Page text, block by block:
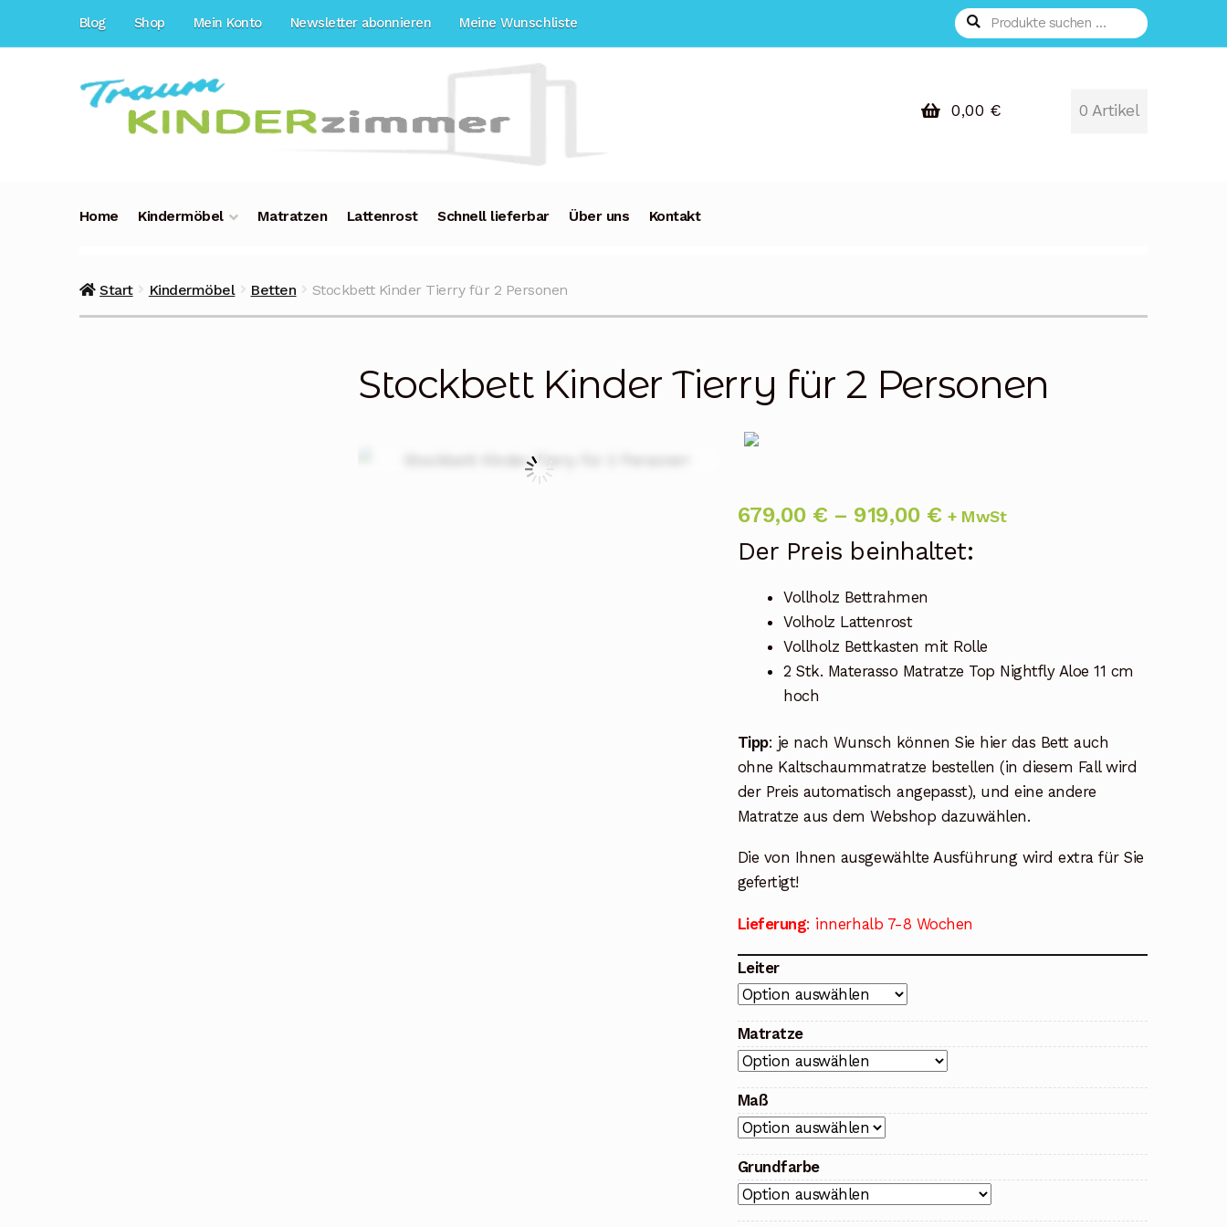
Blog Shop Mein Konto Newsletter abonnieren Meine Wunschliste
Suchen
nach:
Suchen
0,00 € 0 Artikel
Home Kindermöbel Matratzen Lattenrost Schnell lieferbar Über uns Kontakt
Start Kindermöbel Betten Stockbett Kinder Tierry für 2 Personen
Stockbett Kinder Tierry für 2 Personen
679,00 € – 919,00 €Preisspanne:
679,00 €
+ MwSt
Der Preis beinhaltet:
Vollholz Bettrahmen
Volholz Lattenrost
Vollholz Bettkasten mit Rolle
2 Stk. Materasso Matratze Top Nightfly Aloe 11 cm
hoch
Tipp: je nach Wunsch können Sie hier das Bett auch
ohne Kaltschaummatratze bestellen (in diesem Fall wird
der Preis automatisch angepasst), und eine andere
Matratze aus dem Webshop dazuwählen.
Die von Ihnen ausgewählte Ausführung wird extra für Sie
gefertigt!
Lieferung: innerhalb 7-8 Wochen
Leiter
Matratze
Maß
Grundfarbe